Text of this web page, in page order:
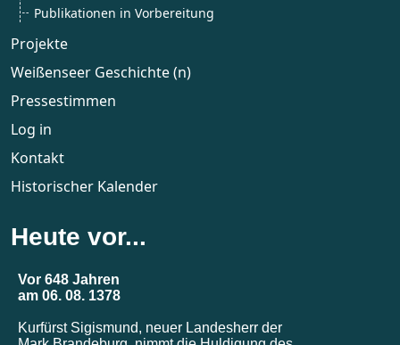
Publikationen in Vorbereitung
Projekte
Weißenseer Geschichte (n)
Pressestimmen
Log in
Kontakt
Historischer Kalender
Heute vor...